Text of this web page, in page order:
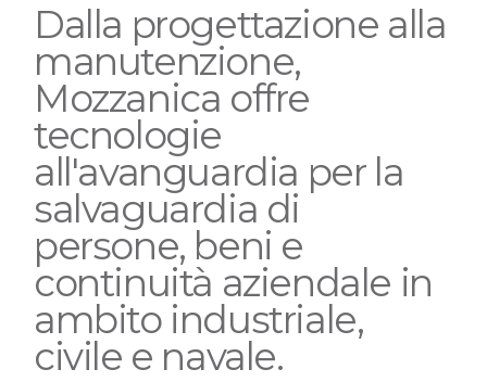
Dalla progettazione alla
manutenzione,
Mozzanica offre
tecnologie
all'avanguardia per la
salvaguardia di
persone, beni e
continuità aziendale in
ambito industriale,
civile e navale.